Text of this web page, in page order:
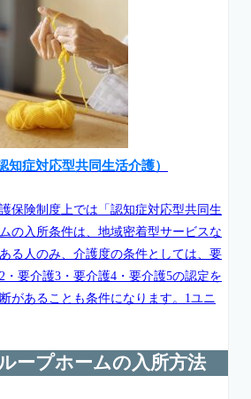
知症対応型共同生活介護）
保険制度上では「認知症対応型共同生
の入所条件は、地域密着型サービスな
る人のみ、介護度の条件としては、要
・要介護3・要介護4・要介護5の認定を
があることも条件になります。1ユニ
ープホームの入所方法